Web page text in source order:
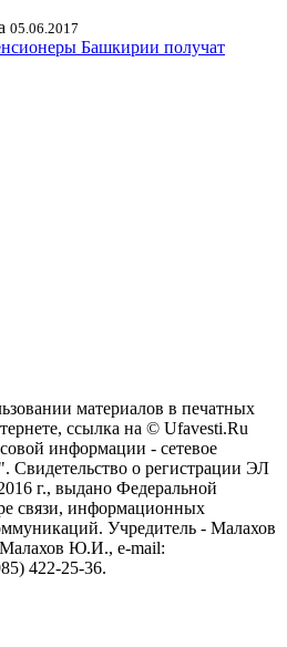
05.06.2017
Башкирии получат
материалов в печатных
ссылка на © Ufavesti.Ru
информации - сетевое
Свидетельство о регистрации ЭЛ
г., выдано Федеральной
связи, информационных
Учредитель - Малахов
Ю.И., e-mail:
422-25-36.